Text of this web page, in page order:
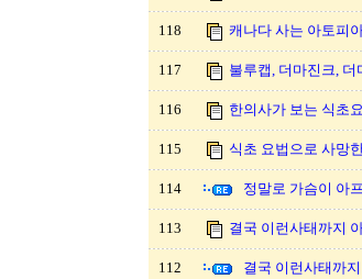
118 캐나다 사는 아토피
117 불루캡, 더마진크, 더
116 한의사가 보는 식초
115 식초 요법으로 사망
114 정말로 가슴이 아
113 결국 이런사태까지
112 결국 이런사태까